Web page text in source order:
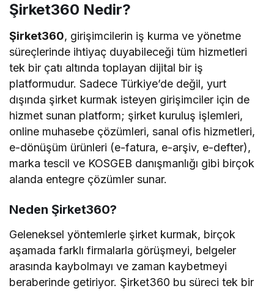
Şirket360 Nedir?
Şirket360, girişimcilerin iş kurma ve yönetme
süreçlerinde ihtiyaç duyabileceği tüm hizmetleri
tek bir çatı altında toplayan dijital bir iş
platformudur. Sadece Türkiye’de değil, yurt
dışında şirket kurmak isteyen girişimciler için de
hizmet sunan platform; şirket kuruluş işlemleri,
online muhasebe çözümleri, sanal ofis hizmetleri,
e-dönüşüm ürünleri (e-fatura, e-arşiv, e-defter),
marka tescil ve KOSGEB danışmanlığı gibi birçok
alanda entegre çözümler sunar.
Neden Şirket360?
Geleneksel yöntemlerle şirket kurmak, birçok
aşamada farklı firmalarla görüşmeyi, belgeler
arasında kaybolmayı ve zaman kaybetmeyi
beraberinde getiriyor. Şirket360 bu süreci tek bir